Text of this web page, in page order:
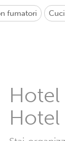
fumatori
Hotel
Hotel